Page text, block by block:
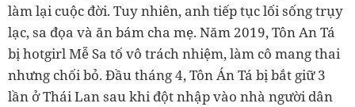
làm lại cuộc đời. Tuy nhiên, anh tiếp tục lối sống trụy
lạc, sa đọa và ăn bám cha mẹ. Năm 2019, Tôn An Tá
bị hotgirl Mễ Sa tố vô trách nhiệm, làm cô mang thai
nhưng chối bỏ. Đầu tháng 4, Tôn Án Tá bị bắt giữ 3
lần ở Thái Lansau khi đột nhập vào nhà người dân